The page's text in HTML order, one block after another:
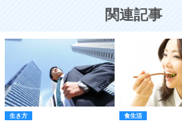
関連記事
生き方 食生活